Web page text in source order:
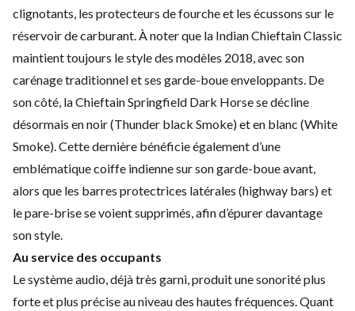
clignotants, les protecteurs de fourche et les écussons sur le
réservoir de carburant. À noter que la Indian Chieftain Classic
maintient toujours le style des modèles 2018, avec son
carénage traditionnel et ses garde-boue enveloppants. De
son côté, la Chieftain Springfield Dark Horse se décline
désormais en noir (Thunder black Smoke) et en blanc (White
Smoke). Cette dernière bénéficie également d’une
emblématique coiffe indienne sur son garde-boue avant,
alors que les barres protectrices latérales (highway bars) et
le pare-brise se voient supprimés, afin d’épurer davantage
son style.
Au service des occupants
Le système audio, déjà très garni, produit une sonorité plus
forte et plus précise au niveau des hautes fréquences. Quant